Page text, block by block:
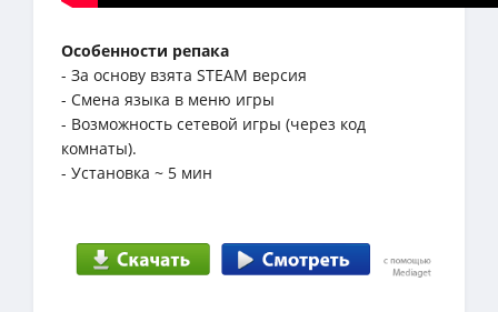
Особенности репака
- За основу взята STEAM версия
- Смена языка в меню игры
- Возможность сетевой игры (через код
комнаты).
- Установка ~ 5 мин